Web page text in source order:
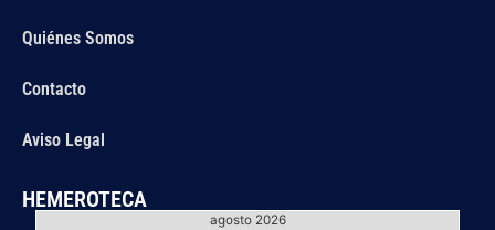
Quiénes Somos
Contacto
Aviso Legal
HEMEROTECA
agosto 2026